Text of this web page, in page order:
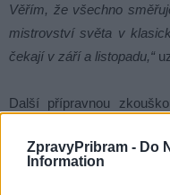
ZpravyPribram - Do
Information
Věřím, že všechno
mistrovství světa v
čekají v září a listopadu,“
Další přípravnou
17. srpna.„Po delší době